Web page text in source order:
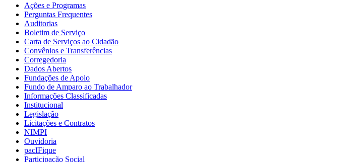
Ações e Programas
Perguntas Frequentes
Auditorias
Boletim de Serviço
Carta de Serviços ao Cidadão
Convênios e Transferências
Corregedoria
Dados Abertos
Fundações de Apoio
Fundo de Amparo ao Trabalhador
Informações Classificadas
Institucional
Legislação
Licitações e Contratos
NIMPI
Ouvidoria
pacIFique
Participação Social